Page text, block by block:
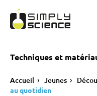
Techniques et
Accueil Jeunes
au quotidien